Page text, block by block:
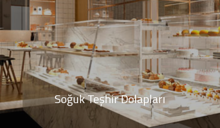
Soğuk Teşhir Dolapları